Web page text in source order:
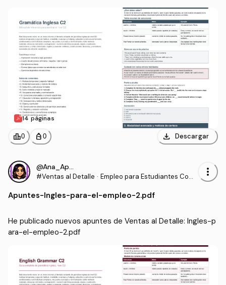
14 páginas
leaderboard0 personal_bag 0 download Descargar
@Ana_Apuntes
#Ventas al Detalle · Empleo para Estudiantes Com
more_vert
Apuntes-Ingles-para-el-empleo-2.pdf
He publicado nuevos apuntes de Ventas al Detalle: Ingles-p
ara-el-empleo-2.pdf